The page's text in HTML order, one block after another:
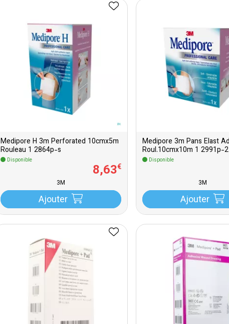
Medipore H 3m Perforated 10cmx5m
Rouleau 1 2864p-s
Disponible
8,63€
3M
Ajouter
Medipore 3m Pans Elast
Roul.10cmx10m 1 2991p-2
Disponible
3M
Ajouter